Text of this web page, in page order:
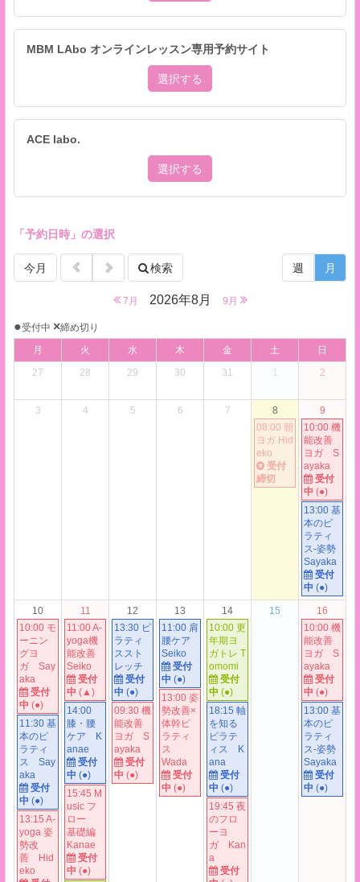
MBM LAbo オンラインレッスン専用予約サイト
選択する
ACE labo.
選択する
「予約日時」の選択
今月 検索
7月 2026年8月 9月
週 月
●受付中 ×締め切り
月
火 水 木 金 土
日
27
28 29 30 31 1 2
3 4 5 6 7
8
08:00 朝
ヨガ Hid
eko
受付
締切
9
10:00 機
能改善
ヨガ S
ayaka
受付
中 (●)
13:00 基
本のピ
ラティ
ス-姿勢
Sayaka
受付
中 (●)
10
10:00 モ
ーニン
グヨ
ガ Say
aka
受付
中 (●)
11:30 基
本のピ
ラティ
ス Say
aka
受付
中 (●)
13:15 A-
yoga 姿
勢改
善 Hid
eko
11
11:00 A-
yoga機
能改善
Seiko
受付
中 (▲)
14:00
膝・腰
ケア K
anae
受付
中 (●)
15:45 M
usic フ
ロー
基礎編
Kanae
受付
中 (●)
12
13:30 ピ
ラティ
ススト
レッチ
受付
中 (●)
09:30 機
能改善
ヨガ S
ayaka
受付
中 (●)
13
11:00 肩
腰ケア
Seiko
受付
中 (●)
13:00 姿
勢改善×
体幹ピ
ラティ
ス
Wada
受付
中 (●)
14
10:00 更
年期ヨ
ガトレ T
omomi
受付
中 (●)
18:15 軸
を知る
ピラテ
ィス K
ana
受付
中 (●)
19:45 夜
のフロ
ーヨ
ガ Kan
a
受付
15
16
10:00 機
能改善
ヨガ S
ayaka
受付
中 (●)
13:00 基
本のピ
ラティ
ス-姿勢
Sayaka
受付
中 (●)